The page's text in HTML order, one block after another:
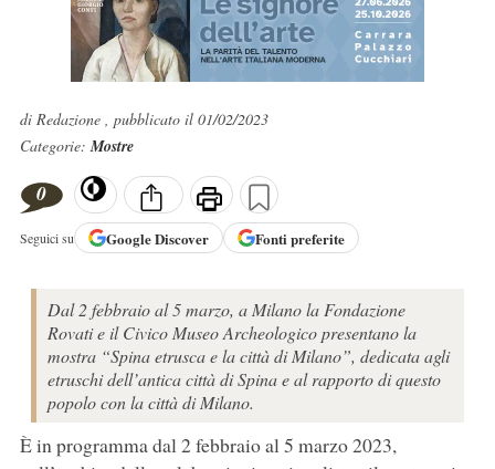
di Redazione , pubblicato il 01/02/2023
Categorie:Mostre
0
Seguici su GoogleDiscover Fonti preferite
Dal 2 febbraio al 5 marzo, a Milano la Fondazione
Rovati e il Civico Museo Archeologico presentano la
mostra “Spina etrusca e la città di Milano”, dedicata agli
etruschi dell’antica città di Spina e al rapporto di questo
popolo con la città di Milano.
È in programma dal 2 febbraio al 5 marzo 2023,